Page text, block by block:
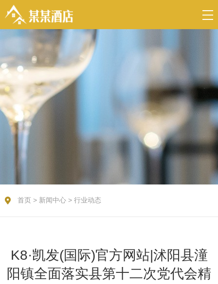
首页 > 新闻中心 > 行业动态
K8·凯发(国际)官方网站|沭阳县潼
阳镇全面落实县第十二次党代会精